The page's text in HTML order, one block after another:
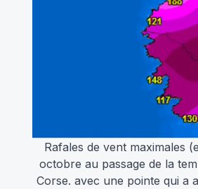
Rafales de vent maximales
octobre au passage de la
Corse. avec une pointe qui a